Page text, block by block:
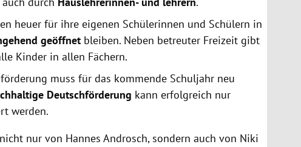
heuer für ihre eigenen Schülerinnen und Schülern in
geöffnet bleiben. Neben betreuter Freizeit gibt
Kinder in allen Fächern.
muss für das kommende Schuljahr neu
Deutschförderung kann erfolgreich nur
werden.
nur von Hannes Androsch, sondern auch von Niki